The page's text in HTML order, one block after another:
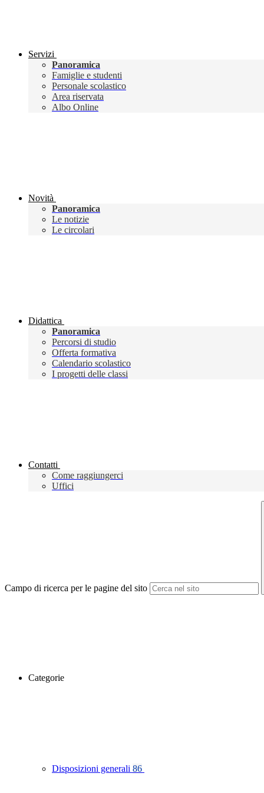
Servizi
Panoramica
Famiglie e studenti
Personale scolastico
Area riservata
Albo Online
Novità
Panoramica
Le notizie
Le circolari
Didattica
Panoramica
Percorsi di studio
Offerta formativa
Calendario scolastico
I progetti delle classi
Contatti
Come raggiungerci
Uffici
Campo di ricerca per le pagine del sito
Categorie
Disposizioni generali 86